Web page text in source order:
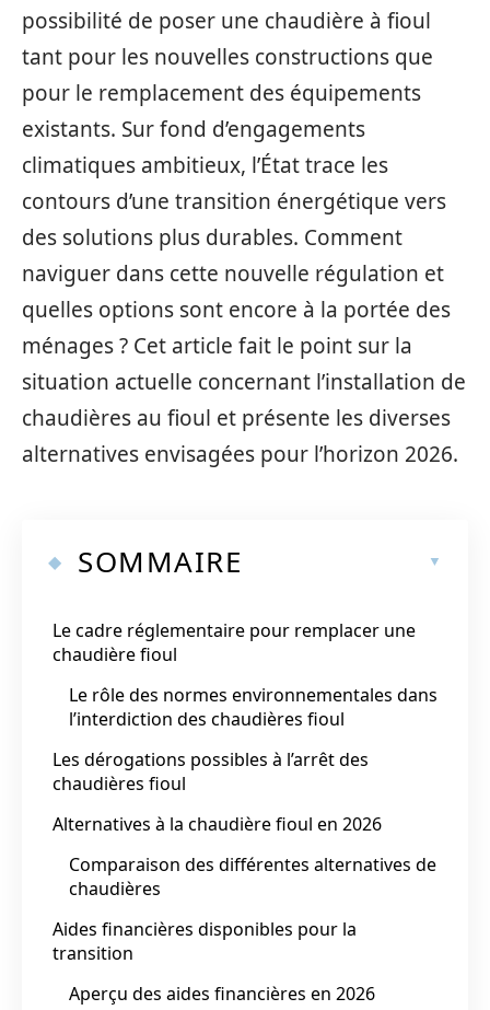
possibilité de poser une chaudière à fioul
tant pour les nouvelles constructions que
pour le remplacement des équipements
existants. Sur fond d’engagements
climatiques ambitieux, l’État trace les
contours d’une transition énergétique vers
des solutions plus durables. Comment
naviguer dans cette nouvelle régulation et
quelles options sont encore à la portée des
ménages ? Cet article fait le point sur la
situation actuelle concernant l’installation de
chaudières au fioul et présente les diverses
alternatives envisagées pour l’horizon 2026.
SOMMAIRE
Le cadre réglementaire pour remplacer une
chaudière fioul
Le rôle des normes environnementales dans
l’interdiction des chaudières fioul
Les dérogations possibles à l’arrêt des
chaudières fioul
Alternatives à la chaudière fioul en 2026
Comparaison des différentes alternatives de
chaudières
Aides financières disponibles pour la
transition
Aperçu des aides financières en 2026